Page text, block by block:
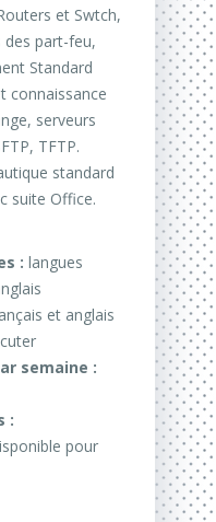
et Swtch,
des part-feu,
Standard
connaissance
serveurs
TFTP.
standard
suite Office.
: langues
et anglais
semaine :
:
pour